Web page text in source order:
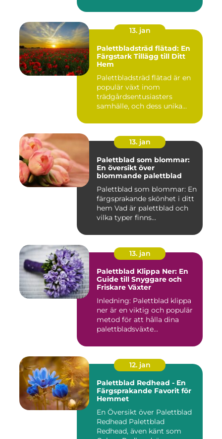
13. jan
Palettbladsträd flätad: En
Färgstark Tillägg till Ditt
Hem
Palettbladsträd flätad är en
populär växt inom
trädgårdsentusiasters
samhälle, och dess unika
13. jan
Palettblad som blommar:
En översikt över
blommande palettblad
Palettblad som blommar: En
färgsprakande skönhet i ditt
hem Vad är palettblad och
vilka typer finns...
13. jan
Palettblad Klippa Ner: En
Guide till Snyggare och
Friskare Växter
Inledning: Palettblad klippa
ner är en viktig och populär
metod för att hålla dina
palettbladsväxte...
12. jan
Palettblad Redhead - En
Färgsprakande Favorit för
Hemmet
En Översikt över Palettblad
Redhead Palettblad
Redhead, även känt som